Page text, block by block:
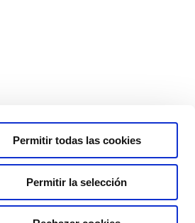
Permitir todas las cookies
Permitir la selección
Reclamación
Sitemap